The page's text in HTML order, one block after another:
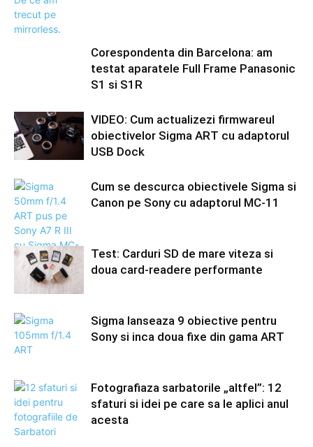
Corespondenta din Barcelona: am
testat aparatele Full Frame Panasonic
S1 si S1R
VIDEO: Cum actualizezi firmwareul
obiectivelor Sigma ART cu adaptorul
USB Dock
Cum se descurca obiectivele Sigma si
Canon pe Sony cu adaptorul MC-11
Test: Carduri SD de mare viteza si
doua card-readere performante
Sigma lanseaza 9 obiective pentru
Sony si inca doua fixe din gama ART
Fotografiaza sarbatorile „altfel”: 12
sfaturi si idei pe care sa le aplici anul
acesta